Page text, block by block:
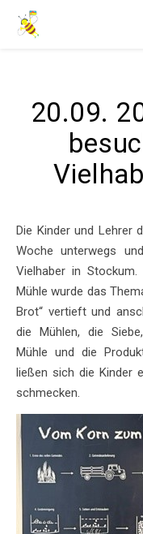
20.09.
Die Kinder und Lehrer
Woche unterwegs
Vielhaber in
Mühle wurde das
Brot“ vertieft und
die Mühlen, die
Mühle und die
ließen sich die Kinder
schmecken.